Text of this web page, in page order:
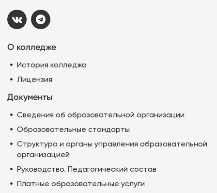
О колледже
История колледжа
Лицензия
Документы
Сведения об образовательной организации
Образовательные стандарты
Структура и органы управления образовательной
организацией
Руководство. Педагогический состав
Платные образовательные услуги